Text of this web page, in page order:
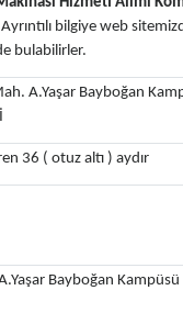
bilgiye web
bulabilirler.
A.Yaşar Bayboğan
36 ( otuz altı ) aydır
Bayboğan